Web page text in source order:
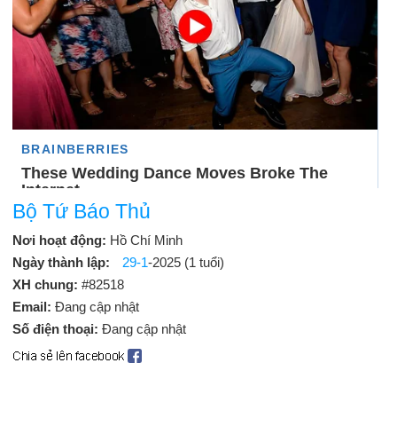
Bộ Tứ Báo Thủ
Nơi hoạt động: Hồ Chí Minh
Ngày thành lập:
29-1-2025 (1 tuổi)
XH chung: #82518
Email: Đang cập nhật
Số điện thoại: Đang cập nhật